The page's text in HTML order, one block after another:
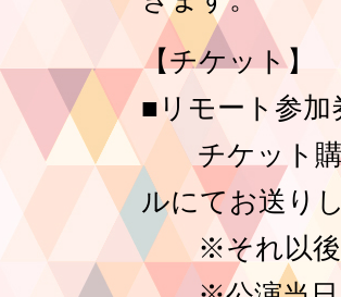
【チケット】
■リモート参加
チケット購
ルにてお送り
※それ以後に